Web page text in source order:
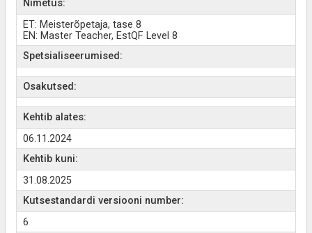
Nimetus:
ET: Meisterõpetaja, tase 8
EN: Master Teacher, EstQF Level 8
Spetsialiseerumised:
Osakutsed:
Kehtib alates:
06.11.2024
Kehtib kuni:
31.08.2025
Kutsestandardi versiooni number:
6